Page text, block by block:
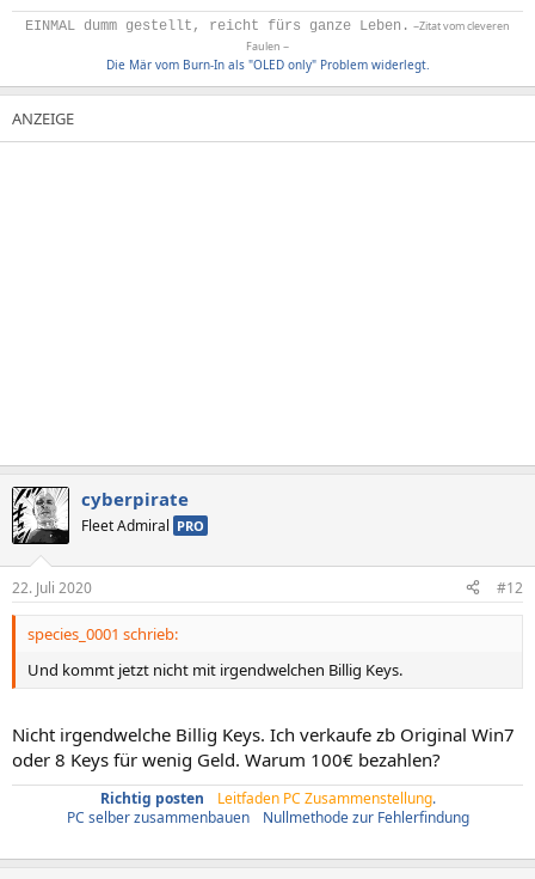
EINMAL dumm gestellt, reicht fürs ganze Leben. ~Zitat vom cleveren
Faulen ~
Die Mär vom Burn-In als "OLED only" Problem widerlegt.
cyberpirate
Fleet Admiral PRO
22. Juli 2020 #12
species_0001 schrieb:
Und kommt jetzt nicht mit irgendwelchen Billig Keys.
Nicht irgendwelche Billig Keys. Ich verkaufe zb Original Win7
oder 8 Keys für wenig Geld. Warum 100€ bezahlen?
Richtig posten Leitfaden PC Zusammenstellung.
PC selber zusammenbauen
Nullmethode zur Fehlerfindung